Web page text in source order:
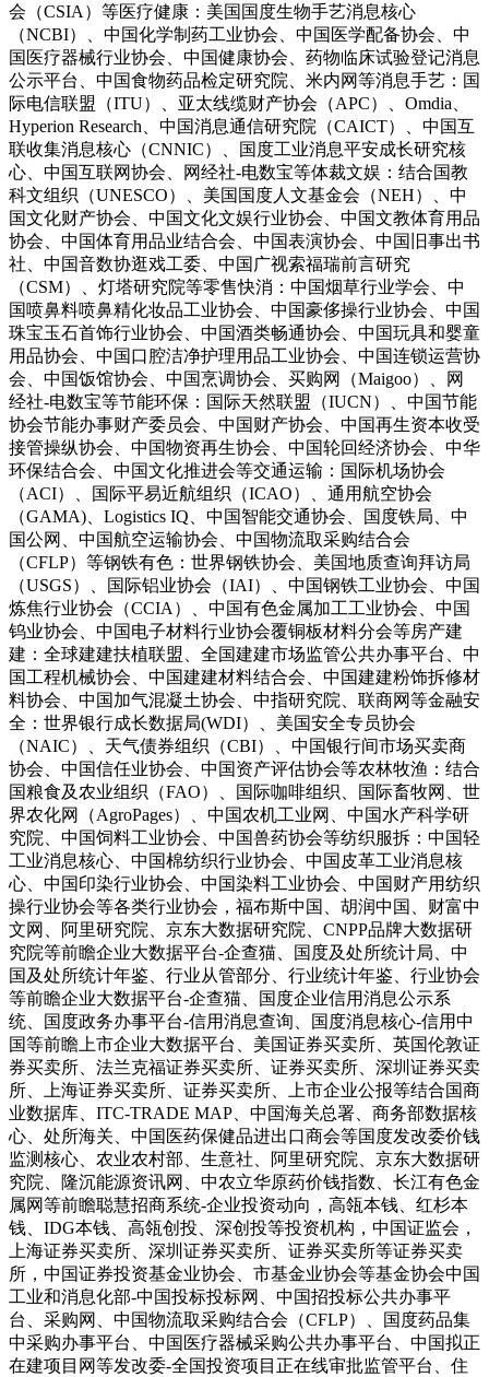
会（CSIA）等医疗健康：美国国度生物手艺消息核心
（NCBI）、中国化学制药工业协会、中国医学配备协会、中
国医疗器械行业协会、中国健康协会、药物临床试验登记消息
公示平台、中国食物药品检定研究院、米内网等消息手艺：国
际电信联盟（ITU）、亚太线缆财产协会（APC）、Omdia、
Hyperion Research、中国消息通信研究院（CAICT）、中国互
联收集消息核心（CNNIC）、国度工业消息平安成长研究核
心、中国互联网协会、网经社-电数宝等体裁文娱：结合国教
科文组织（UNESCO）、美国国度人文基金会（NEH）、中
国文化财产协会、中国文化文娱行业协会、中国文教体育用品
协会、中国体育用品业结合会、中国表演协会、中国旧事出书
社、中国音数协逛戏工委、中国广视索福瑞前言研究
（CSM）、灯塔研究院等零售快消：中国烟草行业学会、中
国喷鼻料喷鼻精化妆品工业协会、中国豪侈操行业协会、中国
珠宝玉石首饰行业协会、中国酒类畅通协会、中国玩具和婴童
用品协会、中国口腔洁净护理用品工业协会、中国连锁运营协
会、中国饭馆协会、中国烹调协会、买购网（Maigoo）、网
经社-电数宝等节能环保：国际天然联盟（IUCN）、中国节能
协会节能办事财产委员会、中国财产协会、中国再生资本收受
接管操纵协会、中国物资再生协会、中国轮回经济协会、中华
环保结合会、中国文化推进会等交通运输：国际机场协会
（ACI）、国际平易近航组织（ICAO）、通用航空协会
（GAMA)、Logistics IQ、中国智能交通协会、国度铁局、中
国公网、中国航空运输协会、中国物流取采购结合会
（CFLP）等钢铁有色：世界钢铁协会、美国地质查询拜访局
（USGS）、国际铝业协会（IAI）、中国钢铁工业协会、中国
炼焦行业协会（CCIA）、中国有色金属加工工业协会、中国
钨业协会、中国电子材料行业协会覆铜板材料分会等房产建
建：全球建建扶植联盟、全国建建市场监管公共办事平台、中
国工程机械协会、中国建建材料结合会、中国建建粉饰拆修材
料协会、中国加气混凝土协会、中指研究院、联商网等金融安
全：世界银行成长数据局(WDI）、美国安全专员协会
（NAIC）、天气债券组织（CBI）、中国银行间市场买卖商
协会、中国信任业协会、中国资产评估协会等农林牧渔：结合
国粮食及农业组织（FAO）、国际咖啡组织、国际畜牧网、世
界农化网（AgroPages）、中国农机工业网、中国水产科学研
究院、中国饲料工业协会、中国兽药协会等纺织服拆：中国轻
工业消息核心、中国棉纺织行业协会、中国皮革工业消息核
心、中国印染行业协会、中国染料工业协会、中国财产用纺织
操行业协会等各类行业协会，福布斯中国、胡润中国、财富中
文网、阿里研究院、京东大数据研究院、CNPP品牌大数据研
究院等前瞻企业大数据平台-企查猫、国度及处所统计局、中
国及处所统计年鉴、行业从管部分、行业统计年鉴、行业协会
等前瞻企业大数据平台-企查猫、国度企业信用消息公示系
统、国度政务办事平台-信用消息查询、国度消息核心-信用中
国等前瞻上市企业大数据平台、美国证券买卖所、英国伦敦证
券买卖所、法兰克福证券买卖所、证券买卖所、深圳证券买卖
所、上海证券买卖所、证券买卖所、上市企业公报等结合国商
业数据库、ITC-TRADE MAP、中国海关总署、商务部数据核
心、处所海关、中国医药保健品进出口商会等国度发改委价钱
监测核心、农业农村部、生意社、阿里研究院、京东大数据研
究院、隆沉能源资讯网、中农立华原药价钱指数、长江有色金
属网等前瞻聪慧招商系统-企业投资动向，高瓴本钱、红杉本
钱、IDG本钱、高瓴创投、深创投等投资机构，中国证监会，
上海证券买卖所、深圳证券买卖所、证券买卖所等证券买卖
所，中国证券投资基金业协会、市基金业协会等基金协会中国
工业和消息化部-中国投标投标网、中国招投标公共办事平
台、采购网、中国物流取采购结合会（CFLP）、国度药品集
中采购办事平台、中国医疗器械采购公共办事平台、中国拟正
在建项目网等发改委-全国投资项目正在线审批监管平台、住